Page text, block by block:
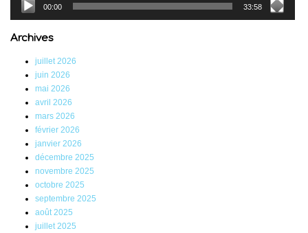
00:00 33:58
Archives
juillet 2026
juin 2026
mai 2026
avril 2026
mars 2026
février 2026
janvier 2026
décembre 2025
novembre 2025
octobre 2025
septembre 2025
août 2025
juillet 2025